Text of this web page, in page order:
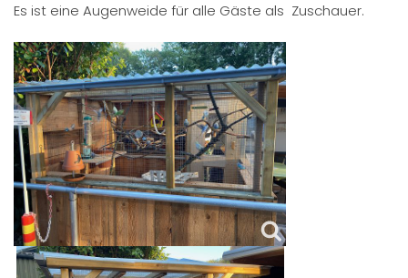
Es ist eine Augenweide für alle Gäste als Zuschauer.